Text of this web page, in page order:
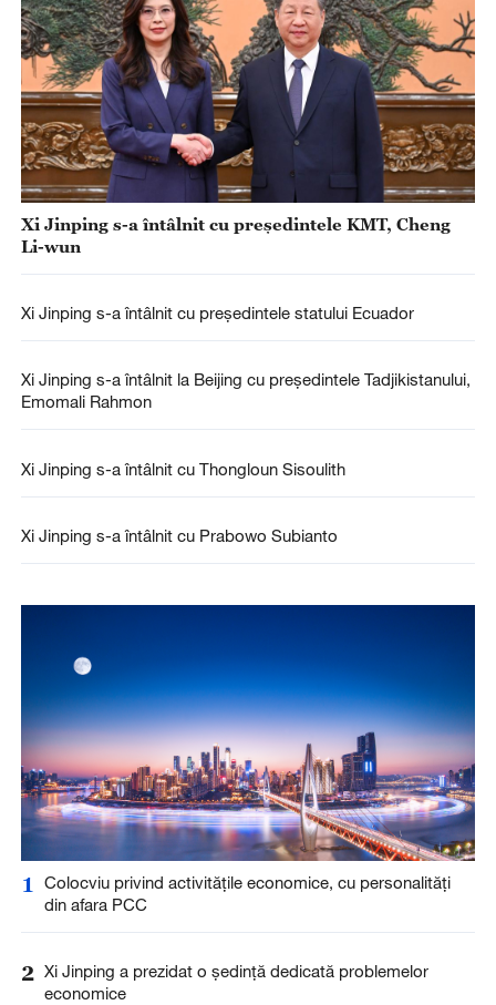
Xi Jinping s-a întâlnit cu președintele KMT, Cheng
Li-wun
Xi Jinping s-a întâlnit cu președintele statului Ecuador
Xi Jinping s-a întâlnit la Beijing cu președintele Tadjikistanului,
Emomali Rahmon
Xi Jinping s-a întâlnit cu Thongloun Sisoulith
Xi Jinping s-a întâlnit cu Prabowo Subianto
1
Colocviu privind activitățile economice, cu personalități
din afara PCC
2 Xi Jinping a prezidat o ședință dedicată problemelor
economice